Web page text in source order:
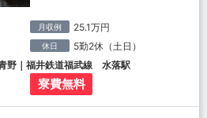
月収例 25.1万円
休日 5勤2休（土日）
野｜福井鉄道福武線 水落駅
寮費無料